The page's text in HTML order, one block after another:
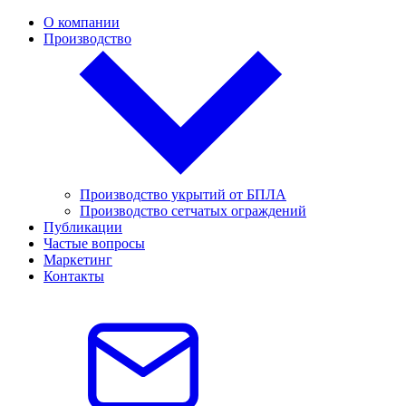
О компании
Производство
Производство укрытий от БПЛА
Производство сетчатых ограждений
Публикации
Частые вопросы
Маркетинг
Контакты